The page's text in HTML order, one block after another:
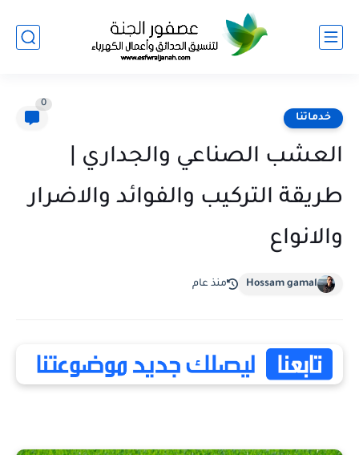
خدماتنا
0
العشب الصناعي والجداري |
طريقة التركيب والفوائد والاضرار
والانواع
Hossam gamal منذ عام